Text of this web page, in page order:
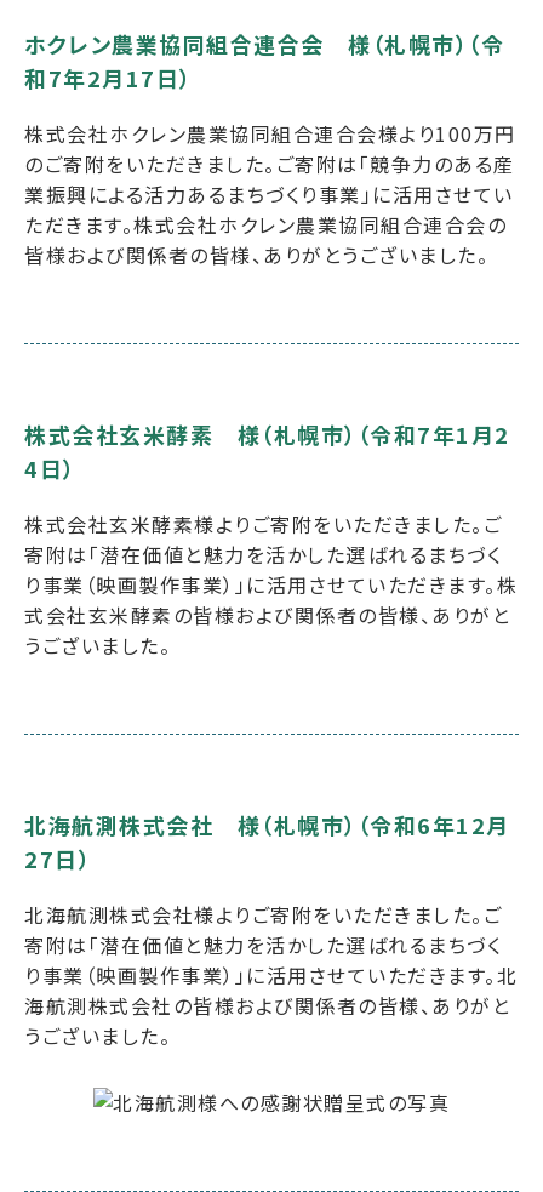
ホクレン農業協同組合連合会 様（札幌市）（令
和7年2月17日）
株式会社ホクレン農業協同組合連合会様より100万円
のご寄附をいただきました。ご寄附は「競争力のある産
業振興による活力あるまちづくり事業」に活用させてい
ただきます。株式会社ホクレン農業協同組合連合会の
皆様および関係者の皆様、ありがとうございました。
株式会社玄米酵素 様（札幌市）（令和7年1月2
4日）
株式会社玄米酵素様よりご寄附をいただきました。ご
寄附は「潜在価値と魅力を活かした選ばれるまちづく
り事業（映画製作事業）」に活用させていただきます。株
式会社玄米酵素の皆様および関係者の皆様、ありがと
うございました。
北海航測株式会社 様（札幌市）（令和6年12月
27日）
北海航測株式会社様よりご寄附をいただきました。ご
寄附は「潜在価値と魅力を活かした選ばれるまちづく
り事業（映画製作事業）」に活用させていただきます。北
海航測株式会社の皆様および関係者の皆様、ありがと
うございました。